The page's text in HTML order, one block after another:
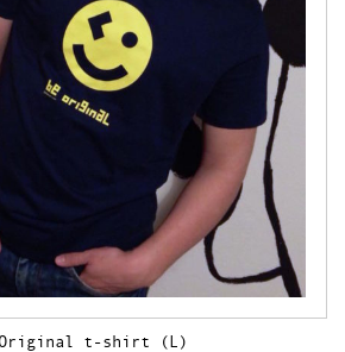
Original t-shirt (L)